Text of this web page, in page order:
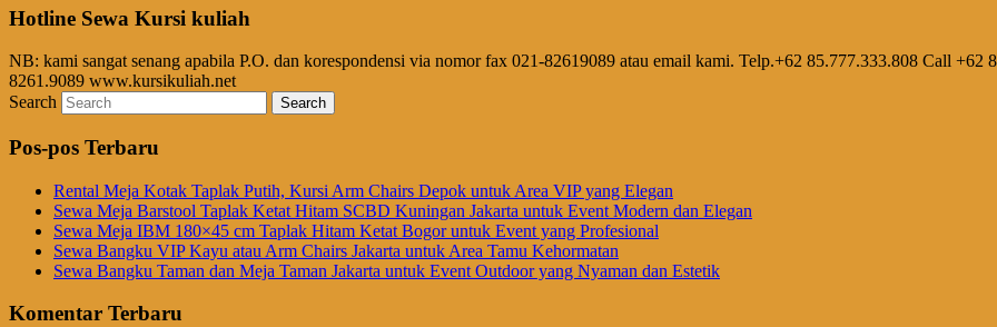
Hotline Sewa Kursi kuliah
NB: kami sangat senang apabila P.O. dan korespondensi via nomor fax 021-82619089 atau email kami. Telp.+62 85.777.333.808 Call
8261.9089 www.kursikuliah.net
Search
Pos-pos Terbaru
Rental Meja Kotak Taplak Putih, Kursi Arm Chairs Depok untuk Area VIP yang Elegan
Sewa Meja Barstool Taplak Ketat Hitam SCBD Kuningan Jakarta untuk Event Modern dan Elegan
Sewa Meja IBM 180×45 cm Taplak Hitam Ketat Bogor untuk Event yang Profesional
Sewa Bangku VIP Kayu atau Arm Chairs Jakarta untuk Area Tamu Kehormatan
Sewa Bangku Taman dan Meja Taman Jakarta untuk Event Outdoor yang Nyaman dan Estetik
Komentar Terbaru